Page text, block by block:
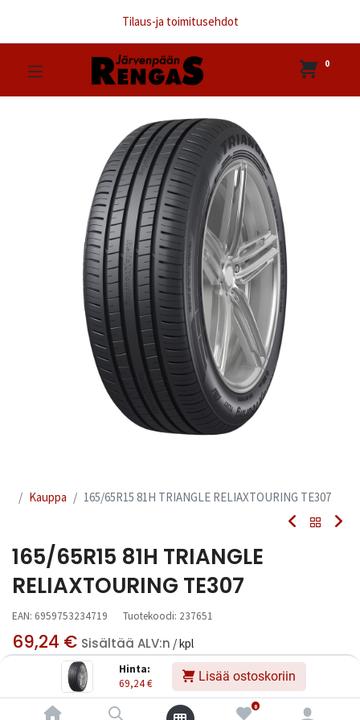
Hinta:
69,24€ Lisää ostoskoriin
0
Tilaus-ja toimitusehdot
0
Kauppa 165/65R15 81H TRIANGLE RELIAXTOURING TE307
165/65R15 81H TRIANGLE
RELIAXTOURING TE307
EAN: 6959753234719 Tuotekoodi: 237651
69,24 € Sisältää ALV:n / kpl
Toimittajilla (kotimaa):
Saatavilla
Toimitusaika:
3 arkipäivää